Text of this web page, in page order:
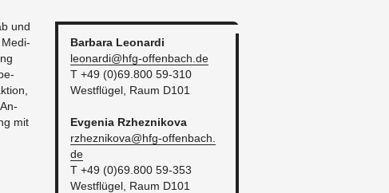
und
Me­di­
An­
mit
Bar­ba­ra Leo­nar­di
leo­nar­di@​hfg-​of­fen­bach.​de
T +49 (0)69.800 59-310
West­flü­gel, Raum D101
Ev­ge­nia Rz­hez­ni­ko­va
rz­hez­ni­ko­va@​hfg-​of­fen­bach.​
de
T +49 (0)69.800 59-353
West­flü­gel, Raum D101